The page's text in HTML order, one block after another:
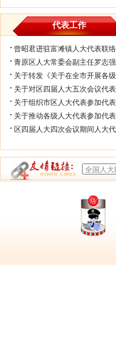
代表工作